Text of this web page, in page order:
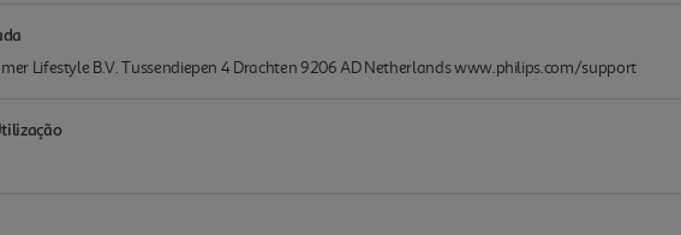
Lifestyle B.V. Tussendiepen 4 Drachten 9206 AD Netherlands www.philips.com/support